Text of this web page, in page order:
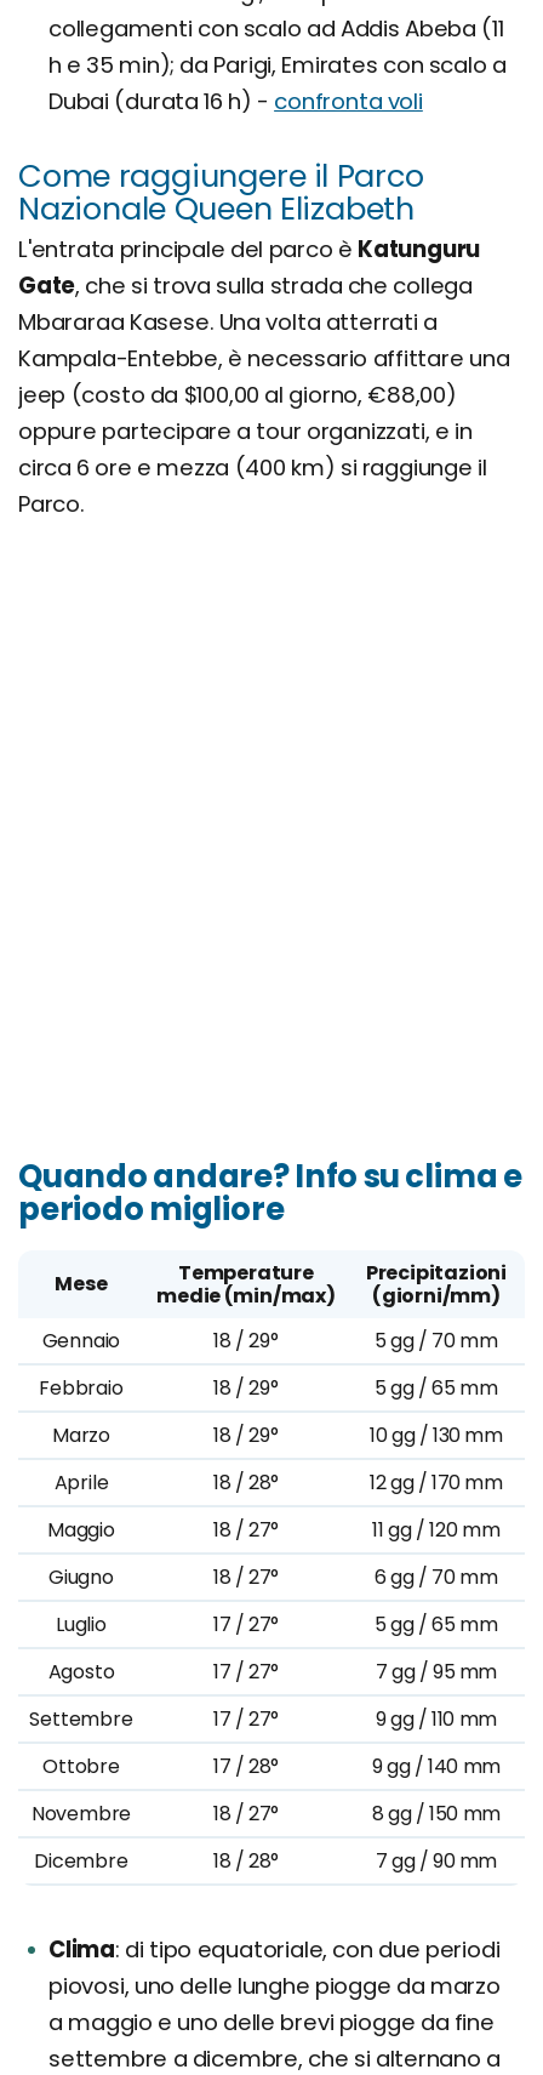
collegamenti con scalo ad Addis Abeba (11
h e 35 min); da Parigi, Emirates con scalo a
Dubai (durata 16 h) - confronta voli
Come raggiungere il Parco
Nazionale Queen Elizabeth
L'entrata principale del parco è Katunguru
Gate, che si trova sulla strada che collega
Mbararaa Kasese. Una volta atterrati a
Kampala-Entebbe, è necessario affittare una
jeep (costo da $100,00 al giorno, €88,00)
oppure partecipare a tour organizzati, e in
circa 6 ore e mezza (400 km) si raggiunge il
Parco.
Quando andare? Info su clima e
periodo migliore
Mese
Temperature
medie (min/max)
Precipitazioni
(giorni/mm)
Gennaio
18 / 29°
5 gg / 70 mm
Febbraio
18 / 29°
5 gg / 65 mm
Marzo
18 / 29°
10 gg / 130 mm
Aprile
18 / 28°
12 gg / 170 mm
Maggio
18 / 27°
11 gg / 120 mm
Giugno
18 / 27°
6 gg / 70 mm
Luglio
17 / 27°
5 gg / 65 mm
Agosto
17 / 27°
7 gg / 95 mm
Settembre
17 / 27°
9 gg / 110 mm
Ottobre
17 / 28°
9 gg / 140 mm
Novembre
18 / 27°
8 gg / 150 mm
Dicembre
18 / 28° 7 gg / 90 mm
Clima di tipo equatoriale, con due periodi
piovosi, uno delle lunghe piogge da marzo
a maggio e uno delle brevi piogge da fine
settembre a dicembre, che si alternano a